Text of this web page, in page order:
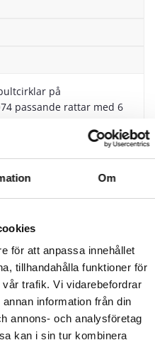
Om
för att anpassa innehållet
tillhandahålla funktioner för
trafik. Vi vidarebefordrar
information från din
annons- och analysföretag
kan i sin tur kombinera
på
passande rattar med 6
Skruvsats till ratt